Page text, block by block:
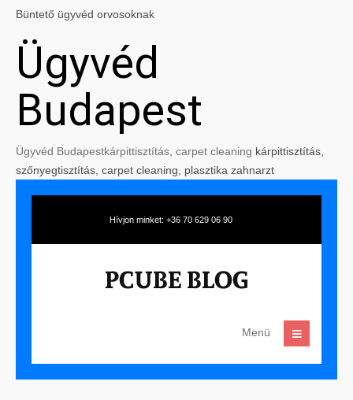
Büntető ügyvéd orvosoknak
Ügyvéd
Budapest
Ügyvéd Budapestkárpittisztítás carpet cleaning kárpittisztítás,
szőnyegtisztítás, carpet cleaning, plasztika zahnarzt
Hívjon minket: +36 70 629 06 90
Menü